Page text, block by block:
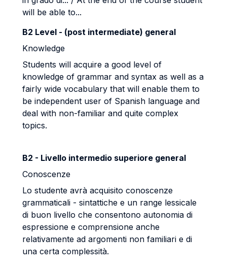
will be able to...
B2 Level - (post intermediate) general
Knowledge
Students will acquire a good level of
knowledge of grammar and syntax as well as a
fairly wide vocabulary that will enable them to
be independent user of Spanish language and
deal with non-familiar and quite complex
topics.
B2 - Livello intermedio superiore general
Conoscenze
Lo studente avrà acquisito conoscenze
grammaticali - sintattiche e un range lessicale
di buon livello che consentono autonomia di
espressione e comprensione anche
relativamente ad argomenti non familiari e di
una certa complessità.